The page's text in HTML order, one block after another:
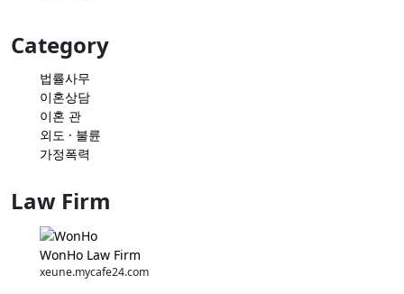
Category
법률사무
이혼상담
이혼 관
외도 · 불륜
가정폭력
Law Firm
WonHo Law Firm
xeune.mycafe24.com